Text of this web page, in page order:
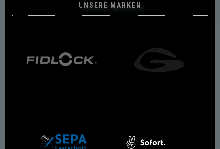
UNSERE MARKEN